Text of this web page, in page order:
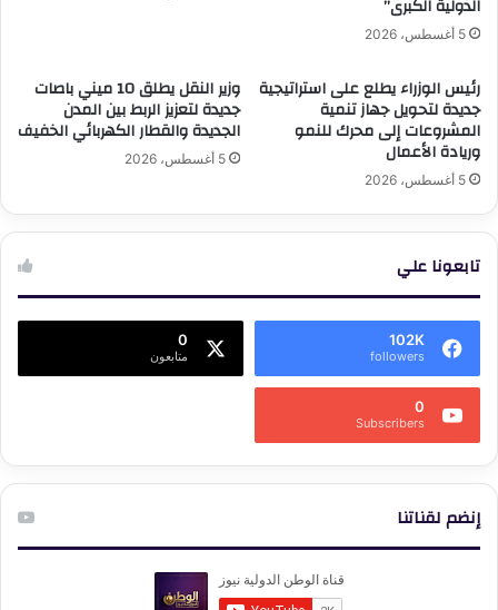
الدولية الكبرى”
5 أغسطس، 2026
رئيس الوزراء يطلع على استراتيجية
جديدة لتحويل جهاز تنمية
المشروعات إلى محرك للنمو
وريادة الأعمال
5 أغسطس، 2026
وزير النقل يطلق 10 ميني باصات
جديدة لتعزيز الربط بين المدن
الجديدة والقطار الكهربائي الخفيف
5 أغسطس، 2026
تابعونا علي
102K
followers
0
متابعون
0
Subscribers
إنضم لقناتنا